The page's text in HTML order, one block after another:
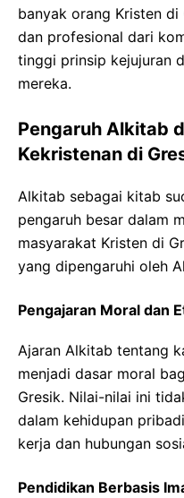
banyak orang Kristen di
dan profesional dari
tinggi prinsip kejujuran
mereka.
Pengaruh Alkitab
Kekristenan di
Alkitab sebagai kitab
pengaruh besar dalam
masyarakat Kristen di
yang dipengaruhi oleh
Pengajaran Moral dan
Ajaran Alkitab tentang
menjadi dasar moral
Gresik. Nilai-nilai ini
dalam kehidupan
kerja dan hubungan
Pendidikan Berbasis